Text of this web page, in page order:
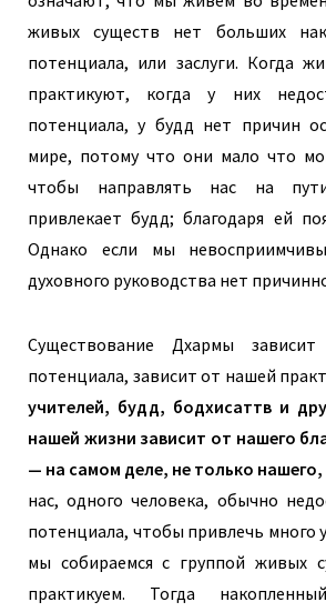
живых существ нет больших
потенциала, или заслуги. Когда
практикуют, когда у них
потенциала, у будд нет причин
мире, потому что они мало что
чтобы направлять нас на
привлекает будд; благодаря ей
Однако если мы
духовного руководства нет
Существование Дхармы зависит
потенциала, зависит от нашей
учителей, будд, бодхисаттв и
нашей жизни зависит от нашего
— на самом деле, не только
нас, одного человека, обычно
потенциала, чтобы привлечь много
мы собираемся с группой живых
практикуем. Тогда